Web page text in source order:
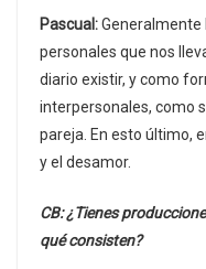
Pascual:Generalmente
personales que nos
diario existir, y como
interpersonales, como
pareja. En esto último,
y el desamor.
CB: ¿Tienes
qué consisten?